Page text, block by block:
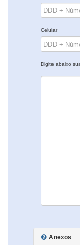
Celular
Digite abaixo
Anexos